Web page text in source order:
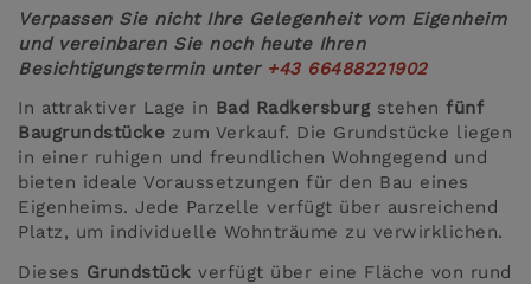
Verpassen Sie nicht Ihre Gelegenheit vom Eigenheim
und vereinbaren Sie noch heute Ihren
Besichtigungstermin unter +43 66488221902
In attraktiver Lage in Bad Radkersburgstehen fünf
Baugrundstücke zum Verkauf. Die Grundstücke liegen
in einer ruhigen und freundlichen Wohngegend und
bieten ideale Voraussetzungen für den Bau eines
Eigenheims. Jede Parzelle verfügt über ausreichend
Platz, um individuelle Wohnträume zu verwirklichen.
Dieses Grundstück verfügt über eine Fläche von rund